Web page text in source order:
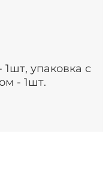
упаковка с
- 1шт.